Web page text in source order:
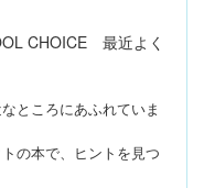
CHOICE 最近よく
ところにあふれていま
の本で、ヒントを見つ